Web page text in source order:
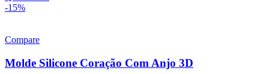
-15%
Compare
Molde Silicone Coração Com Anjo 3D